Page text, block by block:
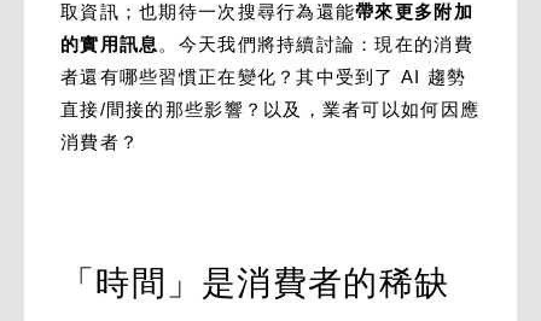
取資訊；也期待一次搜尋行為還能帶來更多附加
的實用訊息 。今天我們將持續討論：現在的消費
者還有哪些習慣正在變化？其中受到了 AI 趨勢
直接/間接的那些影響？以及，業者可以如何因應
消費者？
「時間」是消費者的稀缺